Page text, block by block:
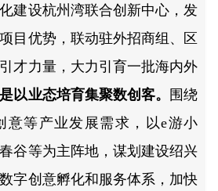
建设杭州湾联合创新中心，发
目优势，联动驻外招商组、区
才力量，大力引育一批海内外
以业态培育集聚数创客。
围绕
意等产业发展需求，以e游小
谷等为主阵地，谋划建设绍兴
字创意孵化和服务体系，加快